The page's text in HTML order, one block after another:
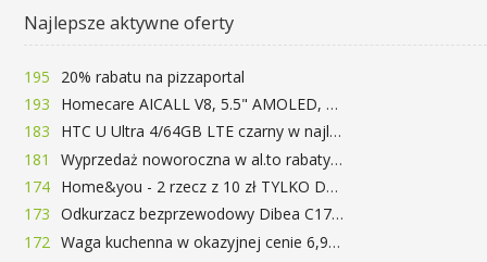
Najlepsze aktywne oferty
195
20% rabatu na pizzaportal
193
Homecare AICALL V8, 5.5" AMOLED, 4/128GB, Snapdragon 652, LTE, QC3.0, 3400mAh za 416zł
183
HTC U Ultra 4/64GB LTE czarny w najlepszej cenie na rynku 799 zł!!!
181
Wyprzedaż noworoczna w al.to rabaty do 72%
174
Home&you - 2 rzecz z 10 zł TYLKO DZISIAJ
173
Odkurzacz bezprzewodowy Dibea C17 za 77.99$ (~290zł)
172
Waga kuchenna w okazyjnej cenie 6,99$